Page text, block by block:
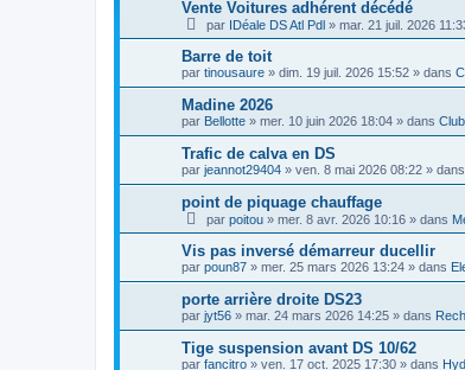
Vente Voitures adhérent décédé
par IDéale DS Atl Pdl » mar. 21 juil. 2026
Barre de toit
par tinousaure » dim. 19 juil. 2026 15:52 » dans
Madine 2026
par Bellotte » mer. 10 juin 2026 18:04 » dans
Trafic de calva en DS
par jeannot29404 » ven. 8 mai 2026 08:22 » dans
point de piquage chauffage
par poitou » mer. 8 avr. 2026 10:16 » dans
Vis pas inversé démarreur ducellir
par poun87 » mer. 25 mars 2026 13:24 » dans
porte arrière droite DS23
par jyt56 » mar. 24 mars 2026 14:25 » dans
Tige suspension avant DS 10/62
par fancitro » ven. 17 oct. 2025 17:30 » dans